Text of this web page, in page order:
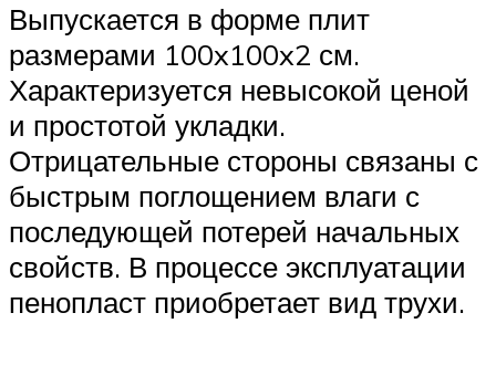
Выпускается в форме плит
размерами 100x100x2 см.
Характеризуется невысокой ценой
и простотой укладки.
Отрицательные стороны связаны с
быстрым поглощением влаги с
последующей потерей начальных
свойств. В процессе эксплуатации
пенопласт приобретает вид трухи.